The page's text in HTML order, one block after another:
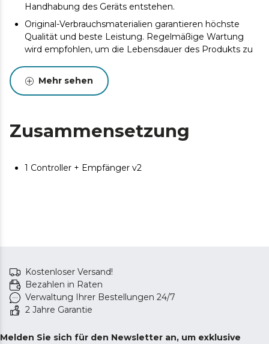
Handhabung des Geräts entstehen.
Original-Verbrauchsmaterialien garantieren höchste
Qualität und beste Leistung. Regelmäßige Wartung
wird empfohlen, um die Lebensdauer des Produkts zu
Mehr sehen
Zusammensetzung
1 Controller + Empfänger v2
Kostenloser Versand!
Bezahlen in Raten
Verwaltung Ihrer Bestellungen 24/7
2 Jahre Garantie
Melden Sie sich für den Newsletter an, um exklusive